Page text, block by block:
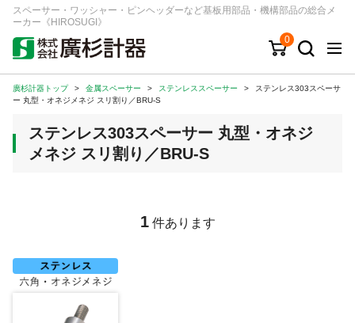
スペーサー・ワッシャー・ピンヘッダーなど基板用部品・機構部品の総合メ
ーカー《HIROSUGI》
0
キーワード 品番/シリーズ
商品カテゴリから探す
ジャンルから探す
注文・見積りについて
ご利用ガイド
お問い合わせ窓口
廣杉計器トップ > 金属スペーサー > ステンレススペーサー >
ステンレス303スペーサ
ー 丸型・オネジメネジ スリ割り／BRU-S
ステンレス303スペーサー 丸型・オネジ
メネジ スリ割り／BRU-S
1 件あります